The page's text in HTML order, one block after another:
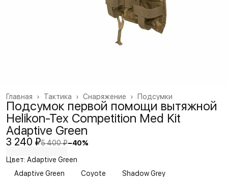
Подсумки
Снаряжение ›
Тактика ›
Главная ›
Подсумок первой помощи вытяжной
Helikon-Tex Competition Med Kit
Adaptive Green
3 240 ₽5 400 ₽−40%
Цвет: Adaptive Green
Adaptive Green
Coyote
Shadow Grey